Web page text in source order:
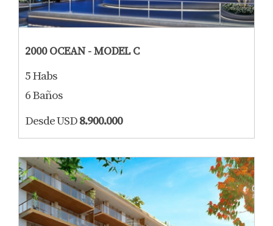
2000 OCEAN - MODEL C
5 Habs
6 Baños
Desde USD8.900.000